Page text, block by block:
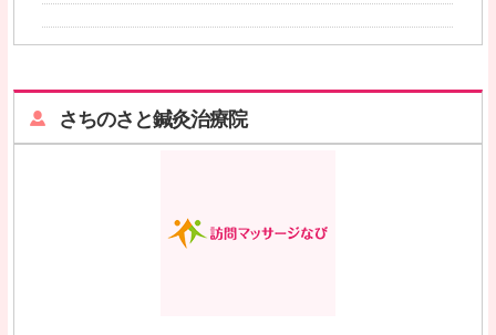
さちのさと鍼灸治療院